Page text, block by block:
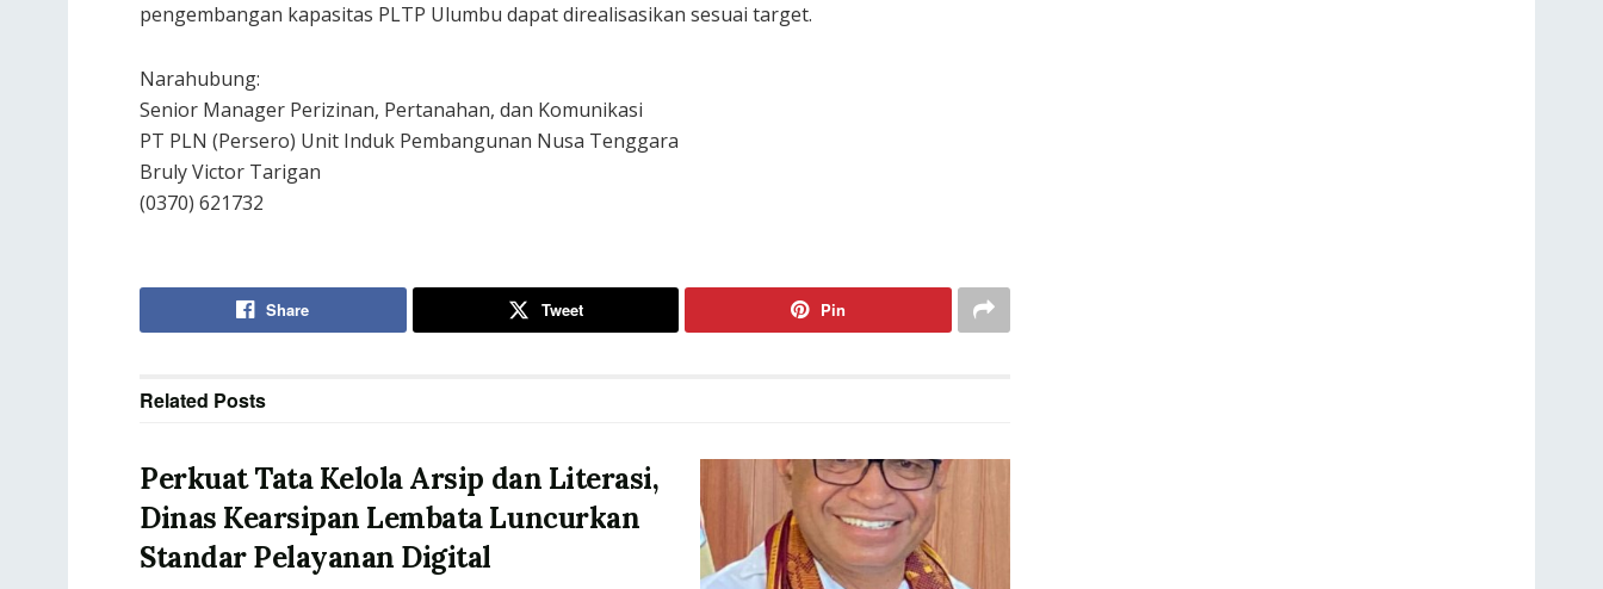
pengembangan kapasitas PLTP Ulumbu dapat direalisasikan sesuai target.
Narahubung:
Senior Manager Perizinan, Pertanahan, dan Komunikasi
PT PLN (Persero) Unit Induk Pembangunan Nusa Tenggara
Bruly Victor Tarigan
(0370) 621732
Share Tweet Pin
Related Posts
Perkuat Tata Kelola Arsip dan Literasi,
Dinas Kearsipan Lembata Luncurkan
Standar Pelayanan Digital